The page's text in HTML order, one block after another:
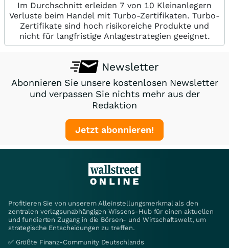
Im Durchschnitt erleiden 7 von 10 Kleinanlegern
Verluste beim Handel mit Turbo-Zertifikaten. Turbo-
Zertifikate sind hoch risikoreiche Produkte und
nicht für langfristige Anlagestrategien geeignet.
Newsletter
Abonnieren Sie unsere kostenlosen Newsletter
und verpassen Sie nichts mehr aus der
Redaktion
Jetzt abonnieren!
Profitieren Sie von unserem Alleinstellungsmerkmal als den
zentralen verlagsunabhängigen Wissens-Hub für einen aktuellen
und fundierten Zugang in die Börsen- und Wirtschaftswelt, um
strategische Entscheidungen zu treffen.
✅ Größte Finanz-Community Deutschlands